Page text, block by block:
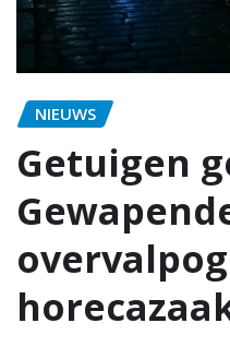
NIEUWS
Getuigen